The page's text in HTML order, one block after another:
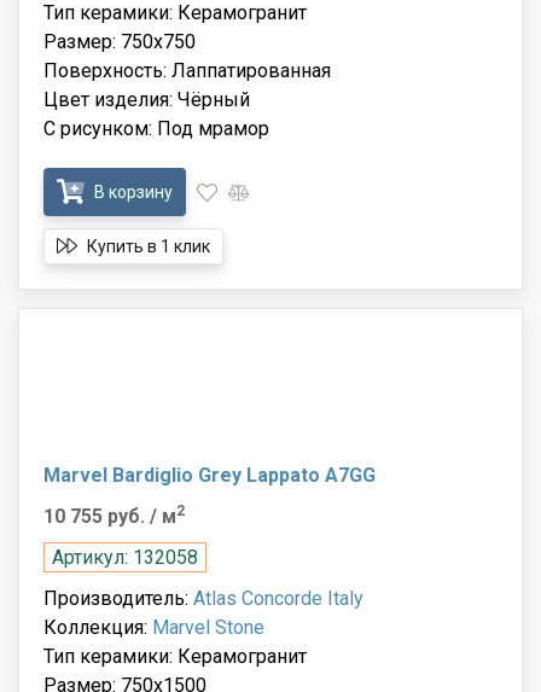
Тип керамики: Керамогранит
Размер: 750x750
Поверхность: Лаппатированная
Цвет изделия: Чёрный
С рисунком: Под мрамор
В корзину
Купить в 1 клик
Marvel Bardiglio Grey Lappato A7GG
10 755 руб. / м2
Артикул: 132058
Производитель: Atlas Concorde Italy
Коллекция: Marvel Stone
Тип керамики: Керамогранит
Размер: 750x1500